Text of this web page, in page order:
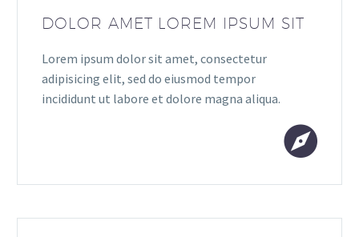
DOLOR AMET LOREM IPSUM SIT
Lorem ipsum dolor sit amet, consectetur
adipisicing elit, sed do eiusmod tempor
incididunt ut labore et dolore magna aliqua.